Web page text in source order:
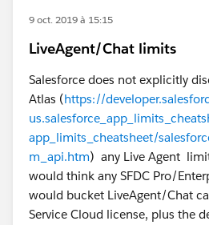
9 oct. 2019 à 15:15
LiveAgent/Chat limits
Salesforce does not explicitly
Atlas (https://
app_limits_cheatsheet/
m_api.htm) any Live Agent
would think any SFDC Pro/
would bucket LiveAgent/Chat
Service Cloud license, plus the